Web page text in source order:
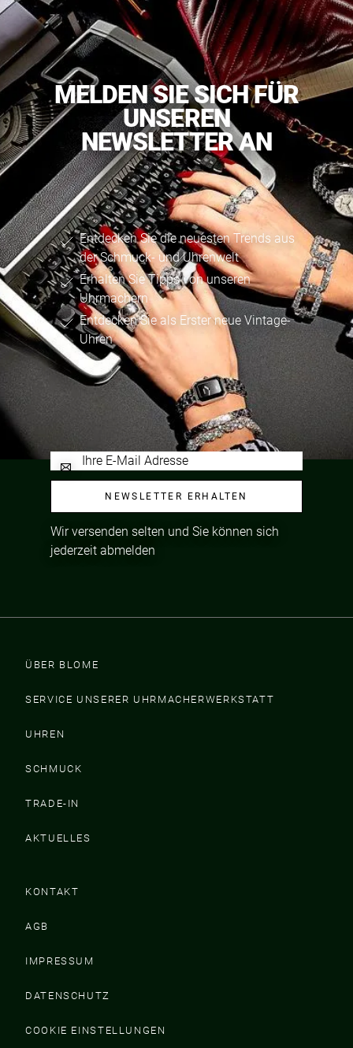
MELDEN SIE SICH FÜR
UNSEREN
NEWSLETTER AN
Entdecken Sie die neuesten Trends aus
der Schmuck- und Uhrenwelt
Erhalten Sie Tipps von unseren
Uhrmachern
Entdecken Sie als Erster neue Vintage-
Uhren
NEWSLETTER ERHALTEN
Wir versenden selten und Sie können sich
jederzeit abmelden
ÜBER BLOME
SERVICE UNSERER UHRMACHERWERKSTATT
UHREN
SCHMUCK
TRADE-IN
AKTUELLES
KONTAKT
AGB
IMPRESSUM
DATENSCHUTZ
COOKIE EINSTELLUNGEN